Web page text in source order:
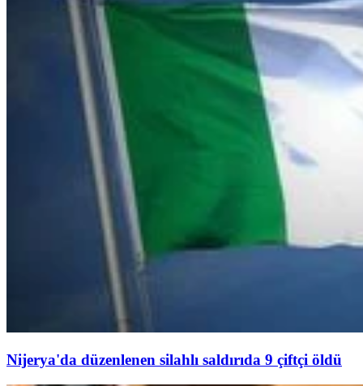
Nijerya'da düzenlenen silahlı saldırıda 9 çiftçi öldü